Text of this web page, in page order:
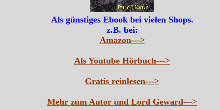
Als günstiges Ebook bei vielen Shops.
z.B. bei:
Amazon--->
Als Youtube Hörbuch--->
Gratis reinlesen--->
Mehr zum Autor und Lord Geward--->